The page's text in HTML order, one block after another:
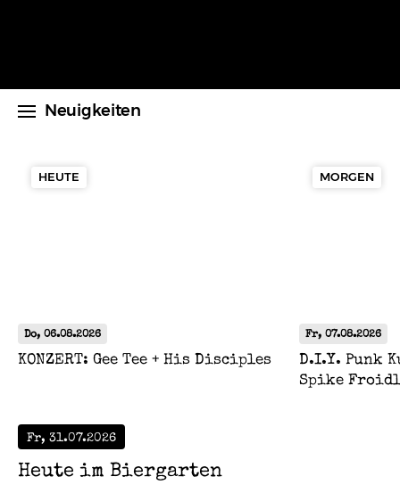
Neuigkeiten
NEUIGKEITEN
ANFAHRT & ÖFFNUNGSZEITEN
FACEBOOK
HEUTE
Do, 06.08.2026
KONZERT: Gee Tee + His Disciples
MORGEN
Fr, 07.08.2026
D.I.Y. Punk
Spike Froidl
Fr, 31.07.2026
Heute im Biergarten